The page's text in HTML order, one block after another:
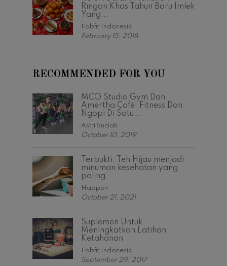
Ringan Khas Tahun Baru Imlek
Yang...
Fabfit Indonesia
February 15, 2018
RECOMMENDED FOR YOU
MCO Studio Gym Dan
Amertha Café: Fitness Dan
Ngopi Di Satu...
Astri Suciati
October 10, 2019
Terbukti: Teh Hijau menjadi
minuman kesehatan yang
paling...
Happen
October 21, 2021
Suplemen Untuk
Meningkatkan Latihan
Ketahanan
Fabfit Indonesia
September 29, 2017